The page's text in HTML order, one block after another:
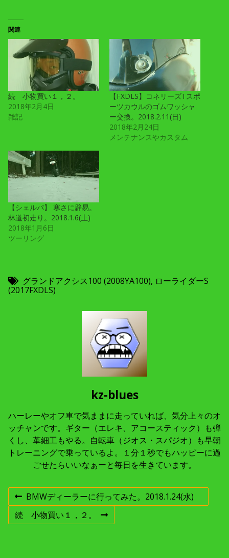
関連
続 小物買い１，２。
2018年2月4日
雑記
【FXDLS】コネリーズTスポ
ーツカウルのゴムワッシャ
ー交換。2018.2.11(日)
2018年2月24日
メンテナンスやカスタム
【シェルパ】 寒さに辟易。
林道初走り。2018.1.6(土)
2018年1月6日
ツーリング
グランドアクシス100 (2008YA100), ローライダーS
(2017FXDLS)
kz-blues
ハーレーやオフ車で気ままに走っていれば、気分上々のオ
ッチャンです。ギター（エレキ、アコースティック）も弾
くし、革細工もやる。自転車（ジオス・スパジオ）も早朝
トレーニングで乗っているよ。１分１秒でもハッピーに過
ごせたらいいなぁーと毎日を生きています。
投
稿
前
の
投
稿
BMWディーラーに行ってみた。2018.1.24(水)
次
の
続 小物買い１，２。